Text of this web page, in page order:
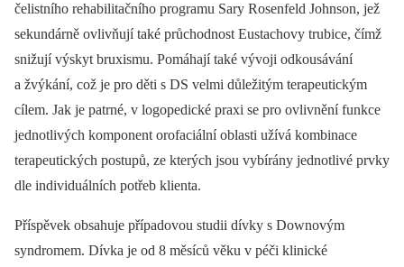
čelistního rehabilitačního programu Sary Rosenfeld Johnson, jež
sekundárně ovlivňují také průchodnost Eustachovy trubice, čímž
snižují výskyt bruxismu. Pomáhají také vývoji odkousávání
a žvýkání, což je pro děti s DS velmi důležitým terapeutickým
cílem. Jak je patrné, v logopedické praxi se pro ovlivnění funkce
jednotlivých komponent orofaciální oblasti užívá kombinace
terapeutických postupů, ze kterých jsou vybírány jednotlivé prvky
dle individuálních potřeb klienta.
Příspěvek obsahuje případovou studii dívky s Downovým
syndromem. Dívka je od 8 měsíců věku v péči klinické